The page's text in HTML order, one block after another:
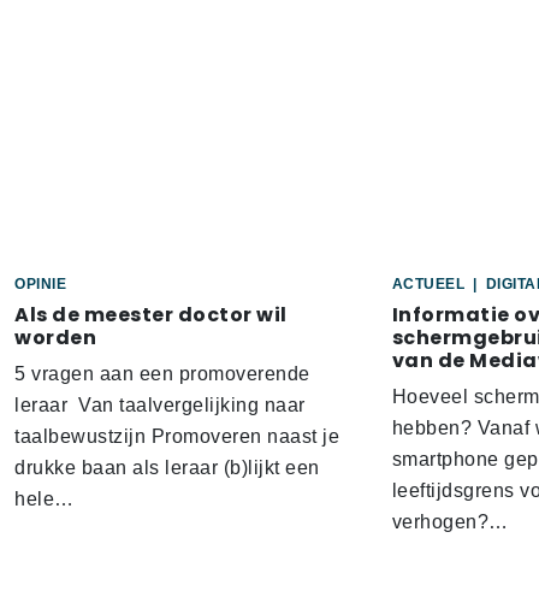
OPINIE
Als de meester doctor wil
worden
5 vragen aan een promoverende
leraar Van taalvergelijking naar
taalbewustzijn Promoveren naast je
drukke baan als leraar (b)lijkt een
hele…
ACTUEEL
Informatie
van de
Hoeveel
hebben?
smartphone
leeftijdsgrens
verhogen?…